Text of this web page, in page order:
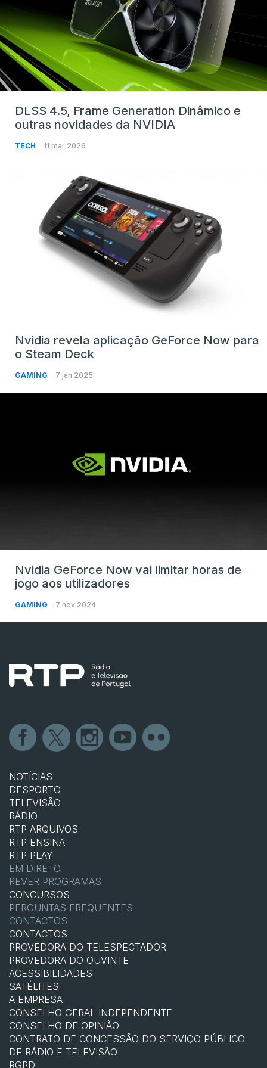
DLSS 4.5, Frame Generation Dinâmico e
outras novidades da NVIDIA
TECH 11 mar 2026
Nvidia revela aplicação GeForce Now para
o Steam Deck
GAMING 7 jan 2025
Nvidia GeForce Now vai limitar horas de
jogo aos utilizadores
GAMING 7 nov 2024
NOTÍCIAS
DESPORTO
TELEVISÃO
RÁDIO
RTP ARQUIVOS
RTP ENSINA
RTP PLAY
EM DIRETO
REVER PROGRAMAS
CONCURSOS
PERGUNTAS FREQUENTES
CONTACTOS
CONTACTOS
PROVEDORA DO TELESPECTADOR
PROVEDORA DO OUVINTE
ACESSIBILIDADES
SATÉLITES
A EMPRESA
CONSELHO GERAL INDEPENDENTE
CONSELHO DE OPINIÃO
CONTRATO DE CONCESSÃO DO SERVIÇO PÚBLICO
DE RÁDIO E TELEVISÃO
RGPD